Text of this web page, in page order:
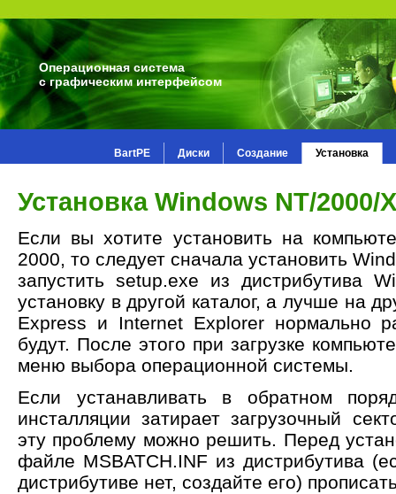
Операционная система
с графическим интерфейсом
BartPE Диски Создание Установка
Установка Windows NT/2000/
Если вы хотите установить на
2000, то следует сначала установить
запустить setup.exe из дистрибутива
установку в другой каталог, а лучше на
Express и Internet Explorer нормально
будут. После этого при загрузке
меню выбора операционной системы.
Если устанавливать в обратном
инсталляции затирает загрузочный
эту проблему можно решить. Перед
файле MSBATCH.INF из дистрибутива
дистрибутиве нет, создайте его)